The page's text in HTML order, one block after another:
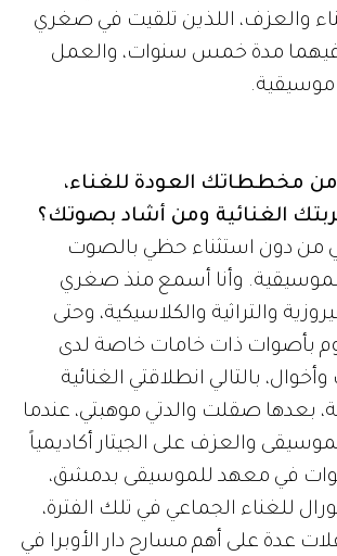
والعزف، اللذين تلقيت في صغري
فيهما مدة خمس سنوات، والعمل
موسيقية.
من مخططاتك العودة للغناء،
الغنائية ومن أشاد بصوتك؟
من دون استثناء حظي بالصوت
وأنا أسمع منذ صغري
والتراثية والكلاسيكية، وحتى
بأصوات ذات خامات خاصة لدى
بالتالي انطلاقتي الغنائية
بعدها صقلت والدتي موهبتي، عندما
والعزف على الجيتار أكاديمياً
في معهد للموسيقى بدمشق،
للغناء الجماعي في تلك الفترة،
عدة على أهم مسارح دار الأوبرا في